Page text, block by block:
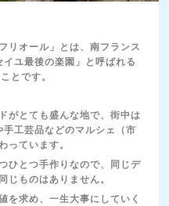
リオール」とは、南フランス
ユ最後の楽園」と呼ばれる
とです。
がとても盛んな地で、街中は
工芸品などのマルシェ（市
っています。
ひとつ手作りなので、同じデ
じものはありません。
を求め、一生大事にしていく